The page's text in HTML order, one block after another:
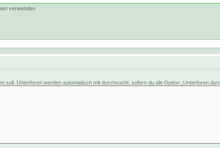
verwenden
soll. Unterforen werden automatisch mit durchsucht, sofern du die Option „Unterforen